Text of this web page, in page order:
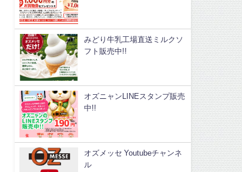
みどり牛乳工場直送ミルクソ
フト販売中!!
オズニャンLINEスタンプ販売
中!!
オズメッセ Youtubeチャンネ
ル